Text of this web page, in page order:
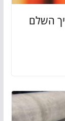
השלם